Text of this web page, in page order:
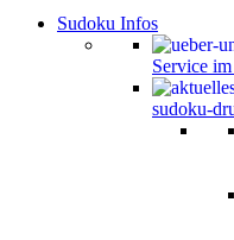
Sudoku Infos
Service
sudoku-